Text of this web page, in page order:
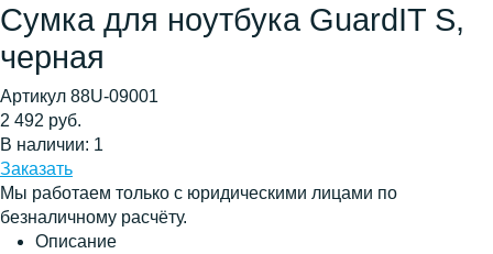
Сумка для ноутбука GuardIT S,
черная
Артикул 88U-09001
2 492 руб.
В наличии: 1
Заказать
Мы работаем только с юридическими лицами по
безналичному расчёту.
Описание